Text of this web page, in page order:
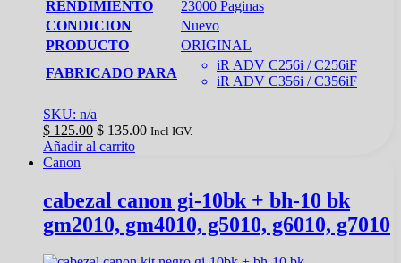
RENDIMIENTO
23000 Paginas
CONDICION
Nuevo
PRODUCTO
ORIGINAL
FABRICADO PARA
iR ADV C256i / C256iF
iR ADV C356i / C356iF
SKU: n/a
$ 125.00 $135.00 Incl IGV.
Añadir al carrito
Canon
cabezal canon gi‑10bk + bh‑10 bk
gm2010, gm4010, g5010, g6010, g7010